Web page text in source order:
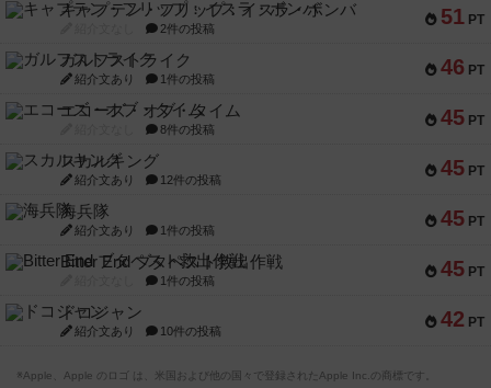
51 PT
キャプテン・フリップ：イスラ・ボンバ
2件の投稿
46 PT
ガルフストライク
紹介文あり 1件の投稿
45 PT
エコーズ・オブ・タイム
8件の投稿
45 PT
スカルキング
紹介文あり 12件の投稿
45 PT
海兵隊
紹介文あり 1件の投稿
45 PT
Bitter End ブタペスト救出作戦
1件の投稿
42 PT
ドコジャン
紹介文あり 10件の投稿
※Apple、Apple のロゴ は、米国および他の国々で登録されたApple Inc.の商標です。